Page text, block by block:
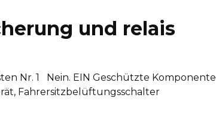
und relais
Nr. 1 Nein. EIN Geschützte Komponente
Fahrersitzbelüftungsschalter